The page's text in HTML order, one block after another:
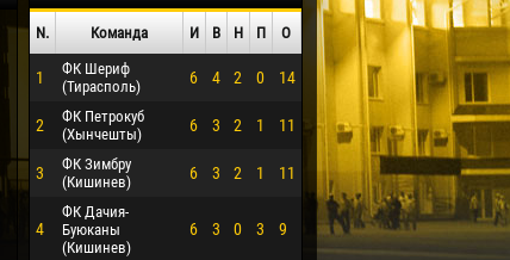
N. Команда И В Н П О
1
ФК Шериф
(Тирасполь)
6 4 2 0 14
2
ФК Петрокуб
(Хынчешты)
6 3 2 1 11
3
ФК Зимбру
(Кишинев)
6 3 2 1 11
4
ФК Дачия-
Буюканы
(Кишинев)
6 3 0 3 9